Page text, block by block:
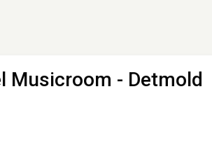
Musicroom - Detmold